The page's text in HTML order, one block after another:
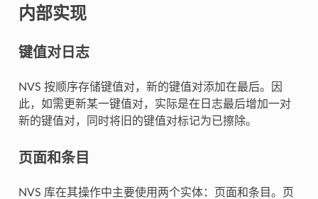
内部实现
键值对日志
NVS 按顺序存储键值对，新的键值对添加在最后。因
此，如需更新某一键值对，实际是在日志最后增加一对
新的键值对，同时将旧的键值对标记为已擦除。
页面和条目
NVS 库在其操作中主要使用两个实体：页面和条目。页